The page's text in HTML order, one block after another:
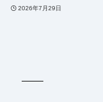
2026年7月29日